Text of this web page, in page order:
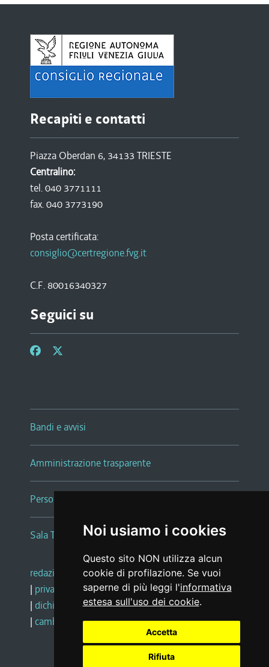
Noi usiamo i cookies
Questo sito NON utilizza alcun
cookie di profilazione. Se vuoi
saperne di più leggi l'informativa
estesa sull'uso dei cookie.
Accetta
Rifiuta
Recapiti e contatti
Piazza Oberdan 6, 34133 TRIESTE
Centralino:
tel. 040 3771111
fax. 040 3773190
Posta certificata:
consiglio@certregione.fvg.it
C.F. 80016340327
Seguici su
Bandi e avvisi
Amministrazione trasparente
Persone e Uffici
Sala Tiziano Tessitori
redazione web |note legali |glossario
| privacy
social media policy
| dichiarazione di accessibilità |feedback
| cambio preferenze cookie
Realizzato da